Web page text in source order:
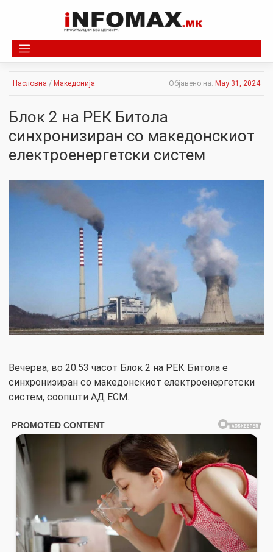
Насловна / Македонија Објавено на: May 31, 2024
Блок 2 на РЕК Битола
синхронизиран со македонскиот
електроенергетски систем
Вечерва, во 20:53 часот Блок 2 на РЕК Битола е
синхронизиран со македонскиот електроенергетски
систем, сooпшти АД ЕСМ.